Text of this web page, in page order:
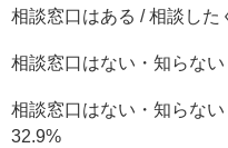
相談窓口はある / 相談した
相談窓口はない・知らな
相談窓口はない・知らな
32.9%